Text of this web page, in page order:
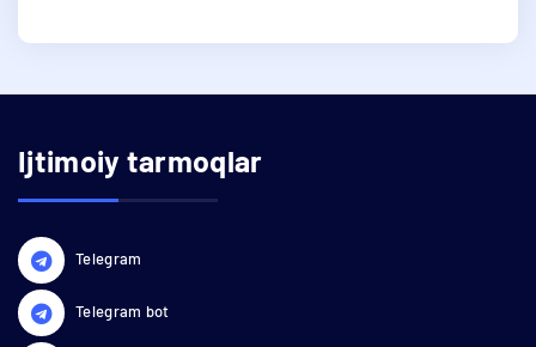
Ijtimoiy tarmoqlar
Telegram
Telegram bot